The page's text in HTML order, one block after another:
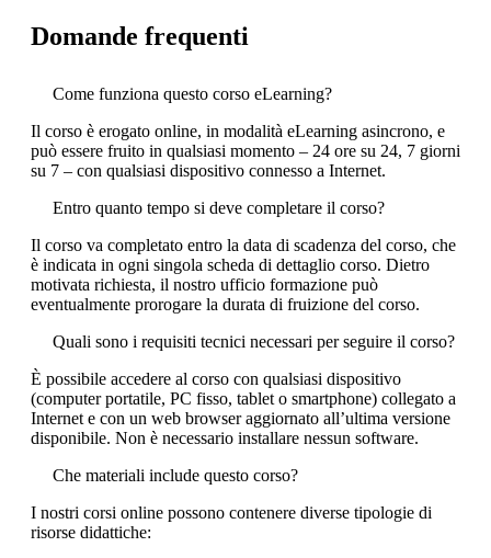
Domande frequenti
Come funziona questo corso eLearning?
Il corso è erogato online, in modalità eLearning asincrono, e
può essere fruito in qualsiasi momento – 24 ore su 24, 7 giorni
su 7 – con qualsiasi dispositivo connesso a Internet.
Entro quanto tempo si deve completare il corso?
Il corso va completato entro la data di scadenza del corso, che
è indicata in ogni singola scheda di dettaglio corso. Dietro
motivata richiesta, il nostro ufficio formazione può
eventualmente prorogare la durata di fruizione del corso.
Quali sono i requisiti tecnici necessari per seguire il corso?
È possibile accedere al corso con qualsiasi dispositivo
(computer portatile, PC fisso, tablet o smartphone) collegato a
Internet e con un web browser aggiornato all’ultima versione
disponibile. Non è necessario installare nessun software.
Che materiali include questo corso?
I nostri corsi online possono contenere diverse tipologie di
risorse didattiche: